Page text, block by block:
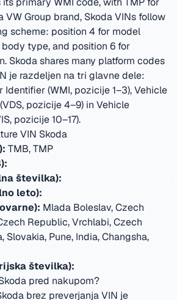
VW Group brand, Skoda VINs follow
scheme: position 4 for model
type, and position 6 for
Skoda shares many platform codes
je razdeljen na tri glavne dele:
(WMI, pozicije 1–3), Vehicle
pozicije 4–9) in Vehicle
pozicije 10–17).
VIN Skoda
TMB, TMP
številka):
leto):
Mlada Boleslav, Czech
Republic, Vrchlabi, Czech
Slovakia, Pune, India, Changsha,
številka):
pred nakupom?
brez preverjanja VIN je